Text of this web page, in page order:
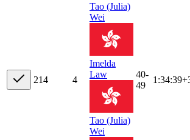
214 4
Tao (Julia)
Wei
Imelda
Law
Tao (Julia)
Wei
40-
49
1:34:39+